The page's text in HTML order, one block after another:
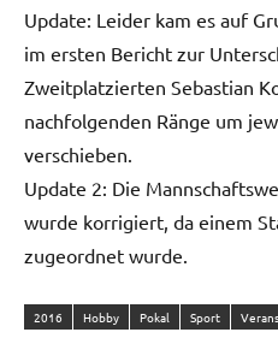
Update: Leider kam es auf
im ersten Bericht zur
Zweitplatzierten Sebastian
nachfolgenden Ränge um
verschieben.
Update 2: Die
wurde korrigiert, da einem
zugeordnet wurde.
2016 Hobby Pokal Sport